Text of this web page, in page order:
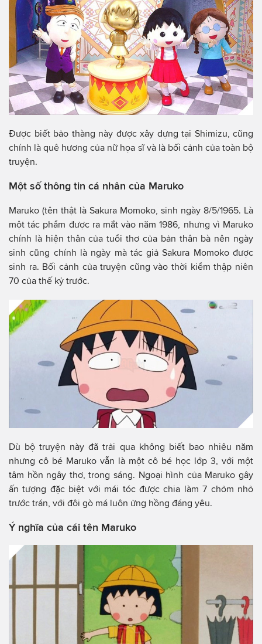
Được biết bảo thàng này được xây dựng tại Shimizu, cũng
chính là quê hương của nữ họa sĩ và là bối cảnh của toàn bộ
truyện.
Một số thông tin cá nhân của Maruko
Maruko (tên thật là Sakura Momoko, sinh ngày 8/5/1965. Là
một tác phẩm được ra mắt vào năm 1986, nhưng vì Maruko
chính là hiện thân của tuổi thơ của bản thân bà nên ngày
sinh cũng chính là ngày mà tác giả Sakura Momoko được
sinh ra. Bối cảnh của truyện cũng vào thời kiểm thập niên
70 của thế kỷ trước.
Dù bộ truyện này đã trải qua không biết bao nhiêu năm
nhưng cô bé Maruko vẫn là một cô bé học lớp 3, với một
tâm hồn ngây thơ, trong sáng. Ngoại hình của Maruko gây
ấn tượng đặc biệt với mái tóc được chia làm 7 chỏm nhỏ
trước trán, với đôi gò má luôn ửng hồng đáng yêu.
Ý nghĩa của cái tên Maruko